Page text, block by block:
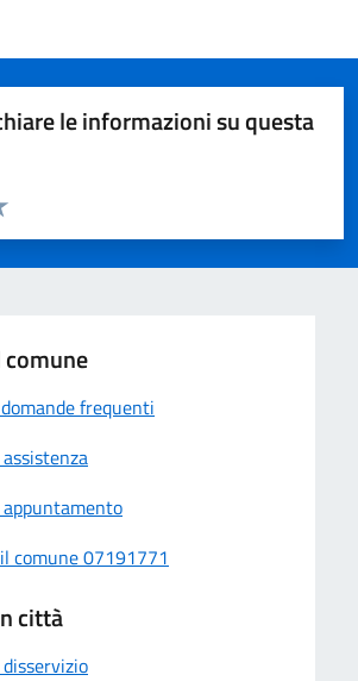
le informazioni su questa
pagina
5 stelle su 5
4 stelle su 5
su 5
su 5
frequenti
comune 07191771
città